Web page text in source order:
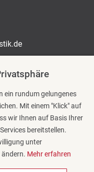
Uhr
ein rundum gelungenes
Mit einem "Klick" auf
wir Ihnen auf Basis Ihrer
bereitstellen.
unter
ändern. Mehr erfahren